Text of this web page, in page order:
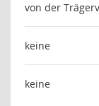
von der
keine
keine